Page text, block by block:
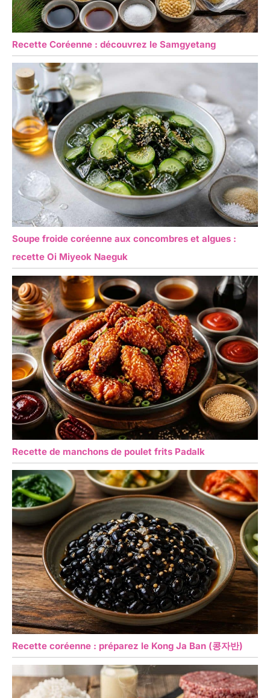
Recette Coréenne : découvrez le Samgyetang
Soupe froide coréenne aux concombres et algues :
recette Oi Miyeok Naeguk
Recette de manchons de poulet frits Padalk
Recette coréenne : préparez le Kong Ja Ban (콩자반)